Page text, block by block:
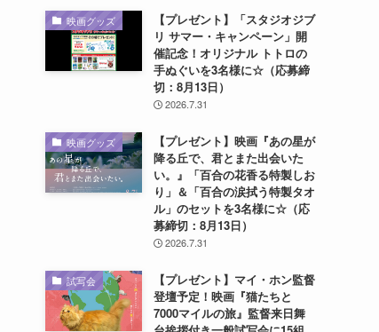
映画グッズ
【プレゼント】「スタジオジブ
リ サマー・キャンペーン」開
催記念！オリジナル トトロの
手ぬぐいを3名様に☆（応募締
切：8月13日）
2026.7.31
映画グッズ
【プレゼント】映画『あの星が
降る丘で、君とまた出会いた
い。』「百合の花香る特製しお
り」＆「百合の涙拭う特製タオ
ル」のセットを3名様に☆（応
募締切：8月13日）
2026.7.31
試写会
【プレゼント】マイ・ホン監督
登壇予定！映画『猫たちと
7000マイルの旅』監督来日舞